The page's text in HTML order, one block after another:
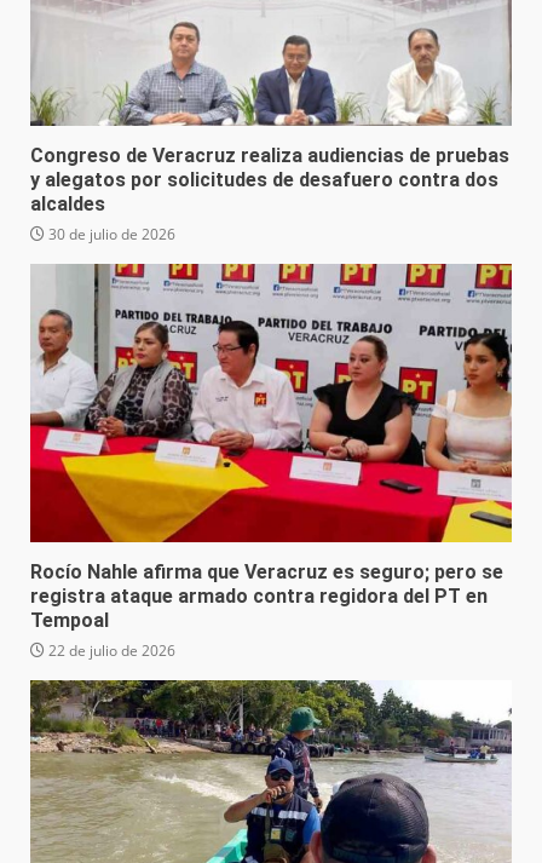
Congreso de Veracruz realiza audiencias de pruebas
y alegatos por solicitudes de desafuero contra dos
alcaldes
30 de julio de 2026
Rocío Nahle afirma que Veracruz es seguro; pero se
registra ataque armado contra regidora del PT en
Tempoal
22 de julio de 2026